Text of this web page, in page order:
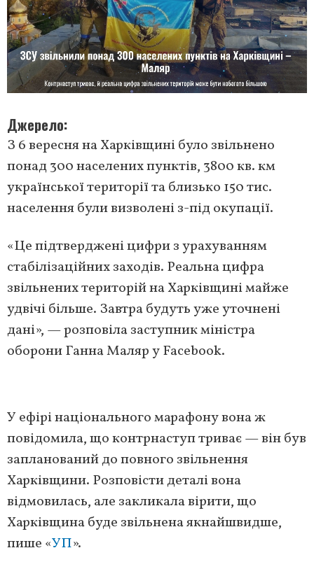
Джерело
З 6 вересня на Харківщині було звільнено
понад 300 населених пунктів, 3800 кв. км
української території та близько 150 тис.
населення були визволені з-під окупації.
«Це підтверджені цифри з урахуванням
стабілізаційних заходів. Реальна цифра
звільнених територій на Харківщині майже
удвічі більше. Завтра будуть уже уточнені
дані», — розповіла заступник міністра
оборони Ганна Маляр у Facebook.
У ефірі національного марафону вона ж
повідомила, що контрнаступ триває — він був
запланований до повного звільнення
Харківщини. Розповісти деталі вона
відмовилась, але закликала вірити, що
Харківщина буде звільнена якнайшвидше,
пише «УП».